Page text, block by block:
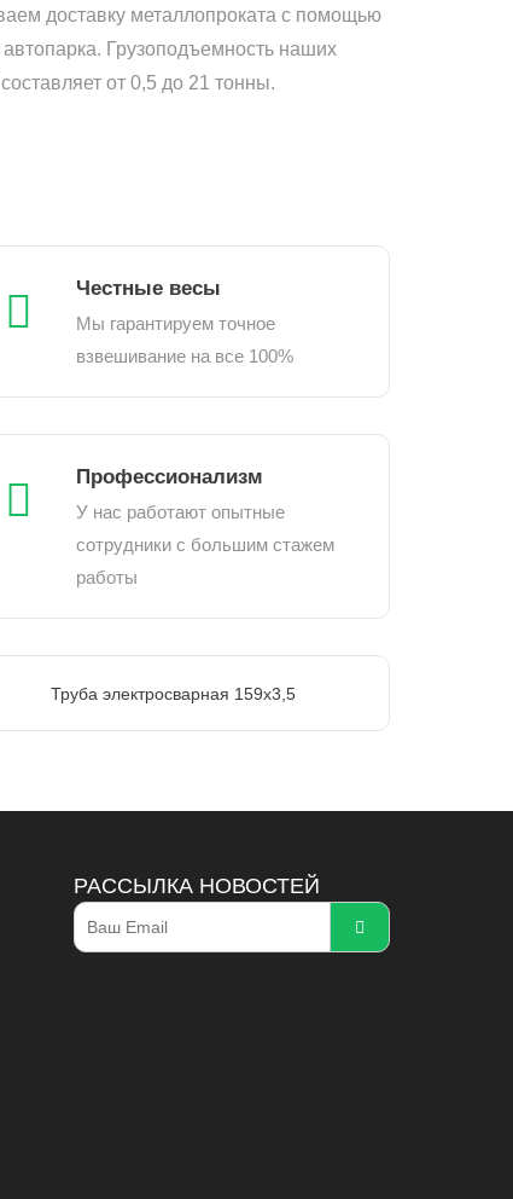
доставку металлопроката с помощью
автопарка. Грузоподъемность наших
от 0,5 до 21 тонны.
Честные весы
Мы гарантируем точное
взвешивание на все 100%
Профессионализм
У нас работают опытные
сотрудники с большим стажем
работы
Труба электросварная 159х3,5
РАССЫЛКА НОВОСТЕЙ